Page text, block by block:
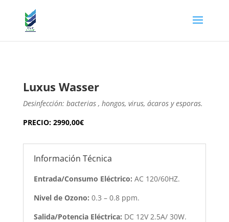
Luxus Wasser
Desinfección: bacterias , hongos, virus, ácaros y esporas.
PRECIO: 2990,00€
Información Técnica
Entrada/Consumo Eléctrico: AC 120/60HZ.
Nivel de Ozono: 0.3 – 0.8 ppm.
Salida/Potencia Eléctrica: DC 12V 2.5A/ 30W.